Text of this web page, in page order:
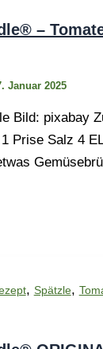
–
Januar 2025
Bild: pixabay
Prise Salz 4 EL
, Spätzle,